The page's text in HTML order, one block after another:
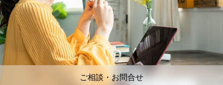
ご相談・お問合せ